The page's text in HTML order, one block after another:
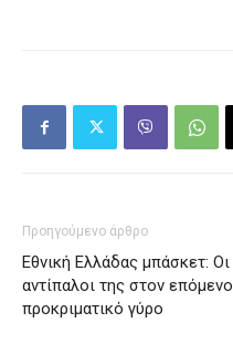
Προηγούμενο άρθρο
Εθνική Ελλάδας μπάσκετ: Οι
αντίπαλοι της στον επόμενο
προκριματικό γύρο